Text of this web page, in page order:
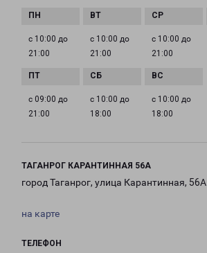
с 10:00 до
21:00
с 10:00 до
21:00
с 10:00 до
21:00
с 09:00 до
21:00
с 10:00 до
18:00
с 10:00 до
18:00
ТАГАНРОГ КАРАНТИННАЯ 56А
город Таганрог, улица Карантинная, 56А
на карте
ТЕЛЕФОН